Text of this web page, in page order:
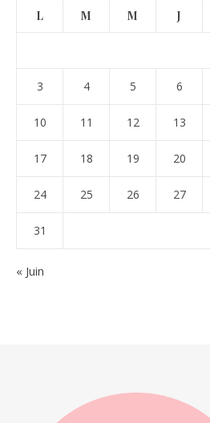
L M M J
3 4 5 6
10 11 12 13
17 18 19 20
24 25 26 27
31
« Juin